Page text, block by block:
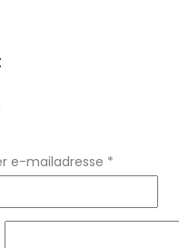
e-mailadresse *